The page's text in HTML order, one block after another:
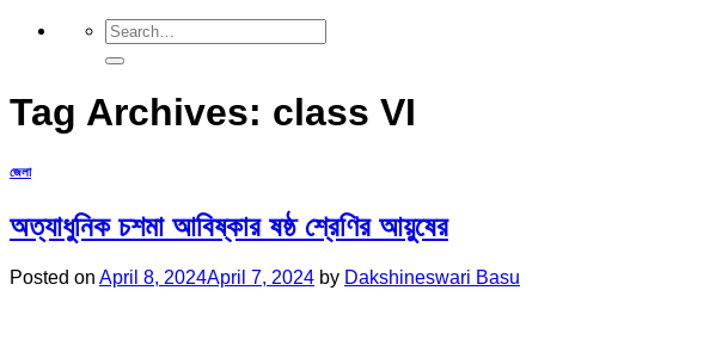
Tag Archives: class VI
জেলা
অত্যাধুনিক চশমা আবিষ্কার ষষ্ঠ শ্রেণির আয়ুষের
Posted on April 8, 2024April 7, 2024 by Dakshineswari Basu